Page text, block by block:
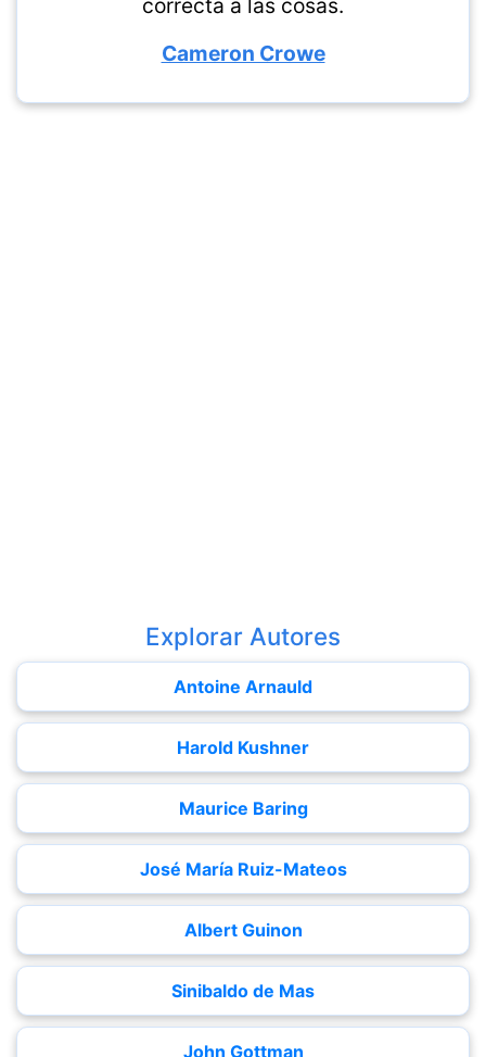
correcta a las cosas.
Cameron Crowe
Explorar Autores
Antoine Arnauld
Harold Kushner
Maurice Baring
José María Ruiz-Mateos
Albert Guinon
Sinibaldo de Mas
John Gottman